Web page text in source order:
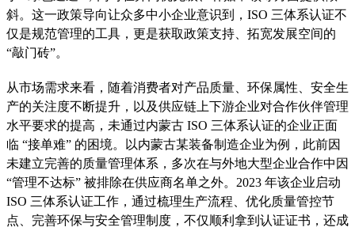
斜。这一政策导向让众多中小企业意识到，ISO 三体系认证不
仅是规范管理的工具，更是获取政策支持、拓宽发展空间的
“敲门砖”。
从市场需求来看，随着消费者对产品质量、环保属性、安全生
产的关注度不断提升，以及供应链上下游企业对合作伙伴管理
水平要求的提高，未通过内蒙古 ISO 三体系认证的企业正面
临 “接单难” 的困境。以内蒙古某装备制造企业为例，此前因
未建立完善的质量管理体系，多次在与外地大型企业合作中因
“管理不达标” 被排除在供应商名单之外。2023 年该企业启动
ISO 三体系认证工作，通过梳理生产流程、优化质量管控节
点、完善环保与安全管理制度，不仅顺利拿到认证证书，还成